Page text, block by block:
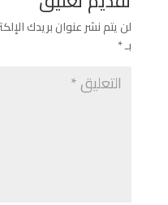
لن يتم نشر عنوان بريدك
بـ*